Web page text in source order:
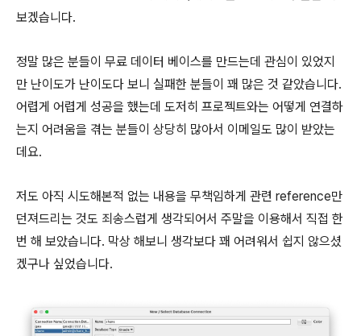
보겠습니다.
정말 많은 분들이 무료 데이터 베이스를 만드는데 관심이 있었지
만 난이도가 난이도다 보니 실패한 분들이 꽤 많은 것 같았습니다.
어렵게 어렵게 성공을 했는데 도저히 프로젝트와는 어떻게 연결하
는지 어려움을 겪는 분들이 상당히 많아서 이메일도 많이 받았는
데요.
저도 아직 시도해본적 없는 내용을 무책임하게 관련 reference만
던져드리는 것도 죄송스럽게 생각되어서 주말을 이용해서 직접 한
번 해 보았습니다. 막상 해보니 생각보다 꽤 어려워서 쉽지 않으셨
겠구나 싶었습니다.